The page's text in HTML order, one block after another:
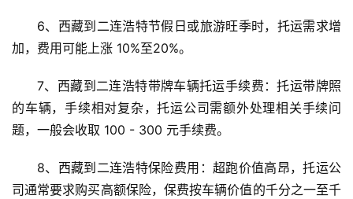
6、西藏到二连浩特节假日或旅游旺季时，托运需求增
加，费用可能上涨 10%至20%。
7、西藏到二连浩特带牌车辆托运手续费：托运带牌照
的车辆，手续相对复杂，托运公司需额外处理相关手续问
题，一般会收取 100 - 300 元手续费。
8、西藏到二连浩特保险费用：超跑价值高昂，托运公
司通常要求购买高额保险，保费按车辆价值的千分之一至千